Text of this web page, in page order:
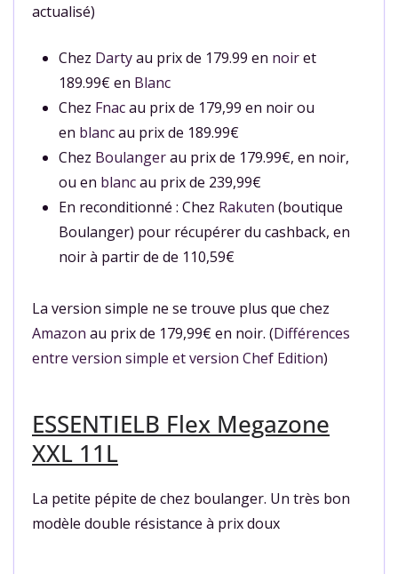
actualisé)
Chez Dartyau prix de 179.99 en noiret
189.99€ en Blanc
Chez Fnacau prix de 179,99 en noir ou
en blancau prix de 189.99€
Chez Boulangerau prix de 179.99€, en noir,
ou en blancau prix de 239,99€
En reconditionné : Chez Rakuten (boutique
Boulanger) pour récupérer du cashback, en
noir à partir de de 110,59€
La version simple ne se trouve plus que chez
Amazon au prix de 179,99€ en noir. (Différences
entre version simple et version Chef Edition)
ESSENTIELB Flex Megazone
XXL 11L
La petite pépite de chez boulanger. Un très bon
modèle double résistance à prix doux